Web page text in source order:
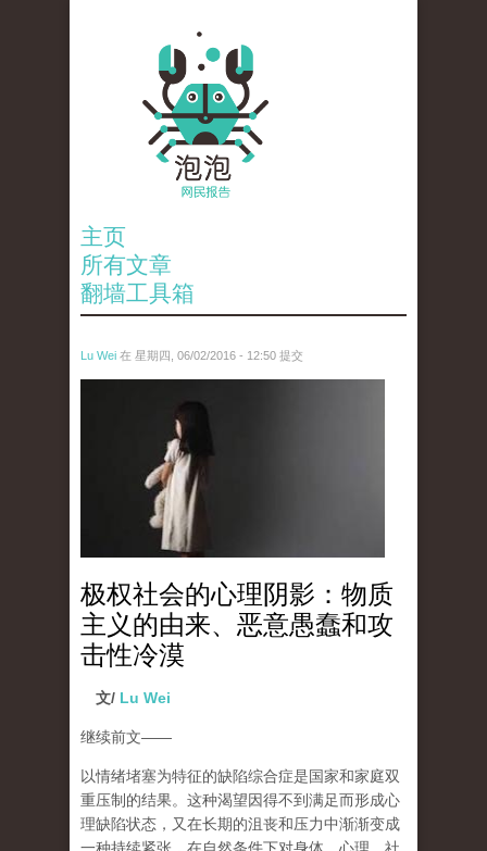
主页
所有文章
翻墙工具箱
Lu Wei 在 星期四, 06/02/2016 - 12:50 提交
极权社会的心理阴影：物质
主义的由来、恶意愚蠢和攻
击性冷漠
文/ Lu Wei
继续前文——
以情绪堵塞为特征的缺陷综合症是国家和家庭双
重压制的结果。这种渴望因得不到满足而形成心
理缺陷状态，又在长期的沮丧和压力中渐渐变成